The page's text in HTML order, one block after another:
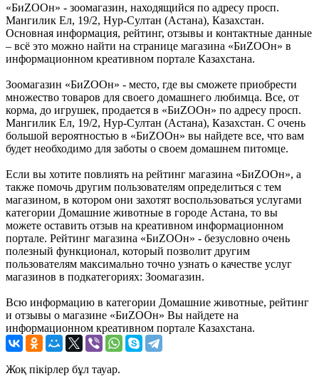
«БиZOOн» - зоомагазин, находящийся по адресу просп.
Мангилик Ел, 19/2, Нур-Султан (Астана), Казахстан.
Основная информация, рейтинг, отзывы и контактные данные
– всё это можно найти на странице магазина «БиZOOн» в
информационном креативном портале Казахстана.
Зоомагазин «БиZOOн» - место, где вы сможете приобрести
множество товаров для своего домашнего любимца. Все, от
корма, до игрушек, продается в «БиZOOн» по адресу просп.
Мангилик Ел, 19/2, Нур-Султан (Астана), Казахстан. С очень
большой вероятностью в «БиZOOн» вы найдете все, что вам
будет необходимо для заботы о своем домашнем питомце.
Если вы хотите повлиять на рейтинг магазина «БиZOOн», а
также помочь другим пользователям определиться с тем
магазином, в котором они захотят воспользоваться услугами
категории Домашние животные в городе Астана, то вы
можете оставить отзыв на креативном информационном
портале. Рейтинг магазина «БиZOOн» - безусловно очень
полезный функционал, который позволит другим
пользователям максимально точно узнать о качестве услуг
магазинов в подкатегориях: Зоомагазин.
Всю информацию в категории Домашние животные, рейтинг
и отзывы о магазине «БиZOOн» Вы найдете на
информационном креативном портале Казахстана.
Жоқ пікірлер бұл тауар.